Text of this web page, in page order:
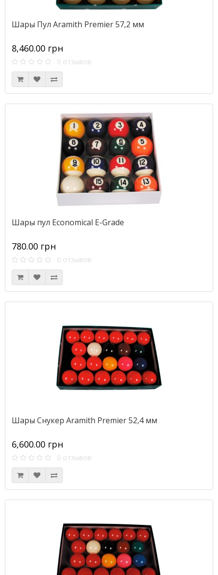
Шары Пул Aramith Premier 57,2 мм
8,460.00 грн
0 отзывов
Шары пул Economical E-Grade
780.00 грн
0 отзывов
Шары Снукер Aramith Premier 52,4 мм
6,600.00 грн
0 отзывов